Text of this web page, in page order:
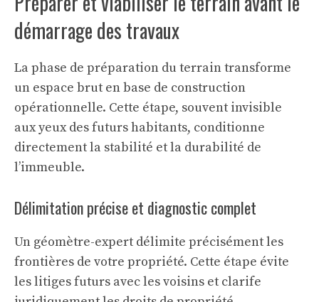
démarrage des travaux
La phase de préparation du terrain transforme
un espace brut en base de construction
opérationnelle. Cette étape, souvent invisible
aux yeux des futurs habitants, conditionne
directement la stabilité et la durabilité de
l’immeuble.
Délimitation précise et diagnostic complet
Un géomètre-expert délimite précisément les
frontières de votre propriété. Cette étape évite
les litiges futurs avec les voisins et clarife